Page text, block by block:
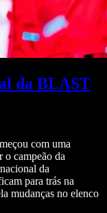
da BLAST
com uma
campeão da
da
para trás na
mudanças no elenco